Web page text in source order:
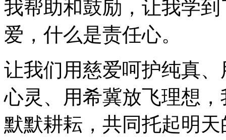
我帮助和鼓励，让我学
爱，什么是责任心。
让我们用慈爱呵护纯真
心灵、用希冀放飞理想
默默耕耘，共同托起明